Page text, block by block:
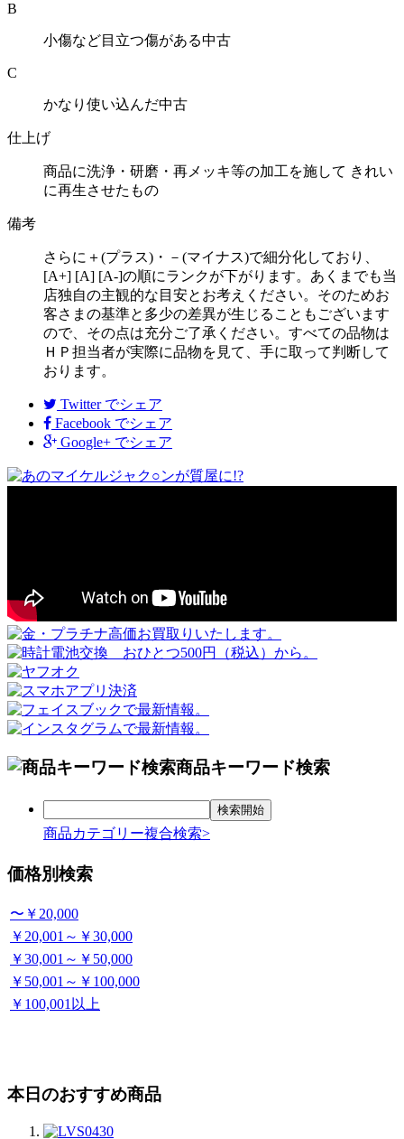
B
小傷など目立つ傷がある中古
C
かなり使い込んだ中古
仕上げ
商品に洗浄・研磨・再メッキ等の加工を施して きれい
に再生させたもの
備考
さらに＋(プラス)・－(マイナス)で細分化しており、
[A+] [A] [A-]の順にランクが下がります。あくまでも当
店独自の主観的な目安とお考えください。そのためお
客さまの基準と多少の差異が生じることもございます
ので、その点は充分ご了承ください。すべての品物は
ＨＰ担当者が実際に品物を見て、手に取って判断して
おります。
Twitter でシェア
Facebook でシェア
Google+ でシェア
商品キーワード検索
商品カテゴリー複合検索>
価格別検索
〜￥20,000
￥20,001～￥30,000
￥30,001～￥50,000
￥50,001～￥100,000
￥100,001以上
本日のおすすめ商品